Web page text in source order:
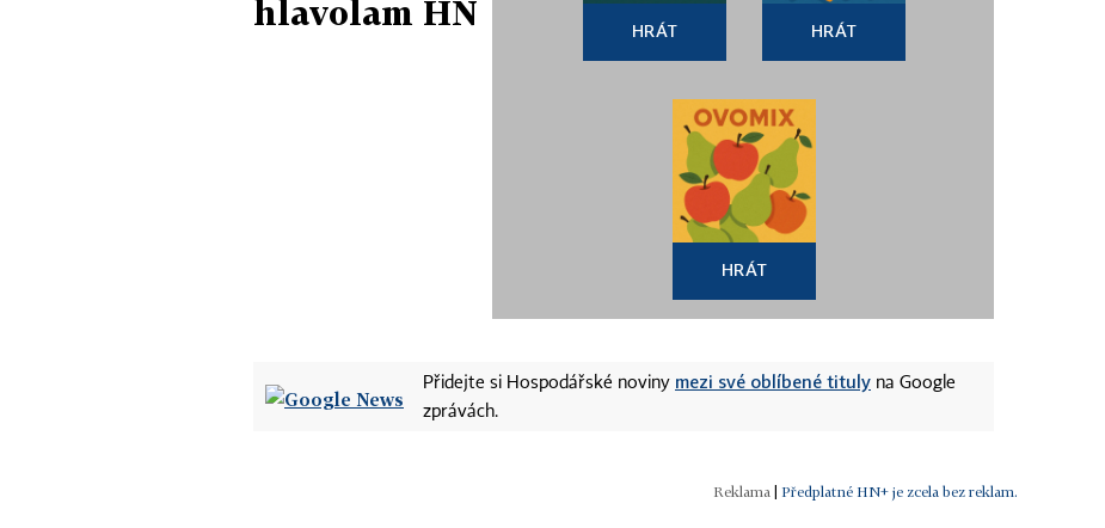
hlavolam HN
HRÁT HRÁT
HRÁT
Přidejte si Hospodářské noviny mezi své oblíbené tituly na Google
zprávách.
Předplatné HN+ je zcela bez reklam.